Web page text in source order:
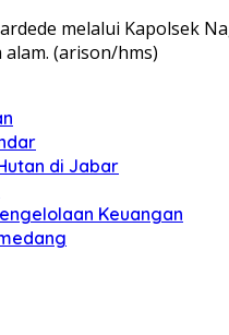
melalui Kapolsek
(arison/hms)
di Jabar
Keuangan